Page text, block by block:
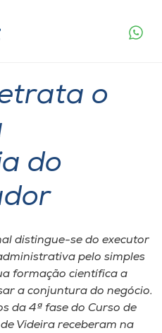
o
do
distingue-se do executor
pelo simples
formação científica a
a conjuntura do negócio.
da 4ª fase do Curso de
Videira receberam na